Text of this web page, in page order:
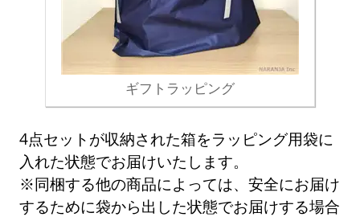
ギフトラッピング
4点セットが収納された箱をラッピング用袋に
入れた状態でお届けいたします。
※同梱する他の商品によっては、安全にお届け
するために袋から出した状態でお届けする場合